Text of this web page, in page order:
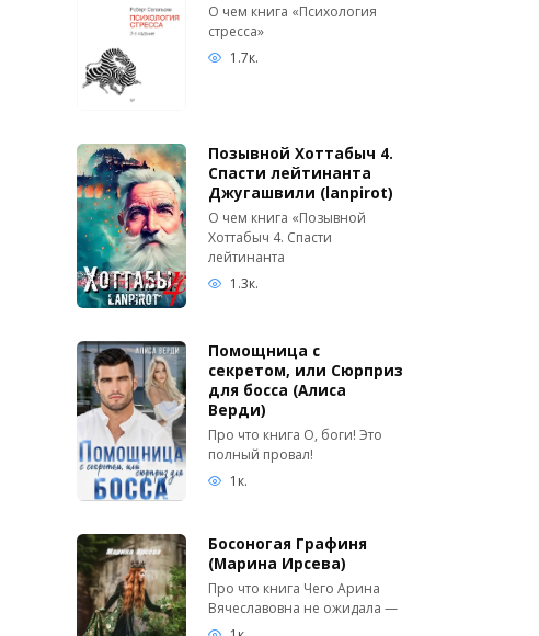
О чем книга «Психология
стресса»
1.7к.
Позывной Хоттабыч 4.
Спасти лейтинанта
Джугашвили (lanpirot)
О чем книга «Позывной
Хоттабыч 4. Спасти
лейтинанта
1.3к.
Помощница с
секретом, или Сюрприз
для босса (Алиса
Верди)
Про что книга О, боги! Это
полный провал!
1к.
Босоногая Графиня
(Марина Ирсева)
Про что книга Чего Арина
Вячеславовна не ожидала —